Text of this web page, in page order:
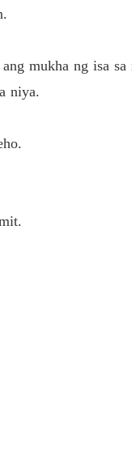
mukha ng isa
niya.